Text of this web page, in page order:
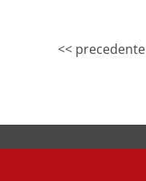
<< precedente